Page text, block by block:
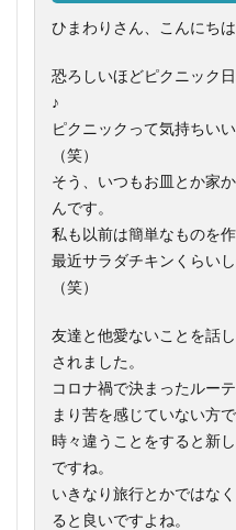
ひまわりさん、こんにちは
恐ろしいほどピクニック
♪
ピクニックって気持ちい
（笑）
そう、いつもお皿とか家
んです。
私も以前は簡単なものを
最近サラダチキンくらい
（笑）
友達と他愛ないことを話
されました。
コロナ禍で決まったルー
まり苦を感じていない方
時々違うことをすると新
ですね。
いきなり旅行とかではな
ると良いですよね。